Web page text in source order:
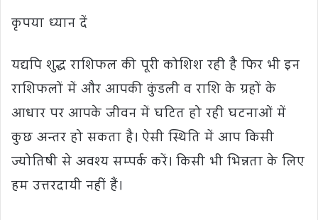
कृपया ध्यान दें
यद्यपि शुद्ध राशिफल की पूरी कोशिश रही है फिर भी इन
राशिफलों में और आपकी कुंडली व राशि के ग्रहों के
आधार पर आपके जीवन में घटित हो रही घटनाओं में
कुछ अन्तर हो सकता है। ऐसी स्थिति में आप किसी
ज्योतिषी से अवश्य सम्पर्क करें। किसी भी भिन्नता के लिए
हम उत्तरदायी नहीं हैं।